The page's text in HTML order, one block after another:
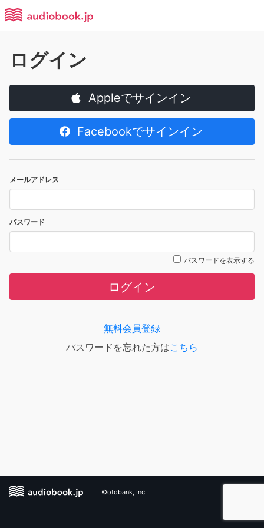
ログイン
Appleでサインイン
Facebookでサインイン
メールアドレス
パスワード
パスワードを表示する
ログイン
無料会員登録
パスワードを忘れた方はこちら
©otobank, Inc.